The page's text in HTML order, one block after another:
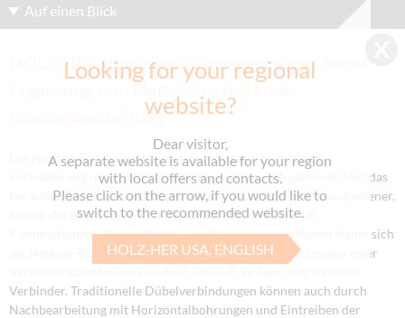
Looking for your regional
website?
Dear visitor,
A separate website is available for your region
with local offers and contacts.
Please click on the arrow, if you would like to
switch to the recommended website.
HOLZ-HER USA, ENGLISH
Auf einen Blick
HOLZ-HER Bohr- und Dübelmaschinen: Ideale
Ergänzung zum Plattenzuschnitt oder
Nestingbearbeitung
Die Nesting-Bearbeitung bietet den Vorteil der präzisen
Formatierung und CNC-Bearbeitung in einer Aufspannung. Und das
bei äußerst geringem Handlingsaufwand für den Maschinenbediener.
Neben der eindeutigen Werkstückidentifikation mit z.B.
Kommissionier-, Bearbeitungs- und Kanteninformationen eignet sich
die Nesting-Technologie hervorragend für den Einsatz modernster
Verbinder. Traditionelle Dübelverbindungen können auch durch
Nachbearbeitung mit Horizontalbohrungen und Eintreiben der